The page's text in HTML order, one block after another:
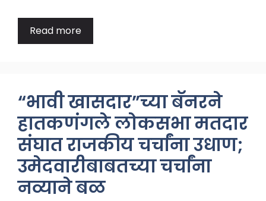
Read more
“भावी खासदार”च्या बॅनरने
हातकणंगले लोकसभा मतदार
संघात राजकीय चर्चांना उधाण;
उमेदवारीबाबतच्या चर्चांना
नव्याने बळ